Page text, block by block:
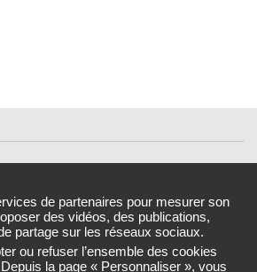
de partenaires pour mesurer son
des vidéos, des publications,
partage sur les réseaux sociaux.
ou refuser l’ensemble des cookies
la page « Personnaliser », vous
conforme